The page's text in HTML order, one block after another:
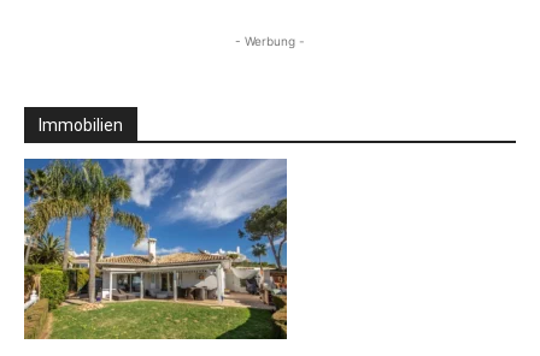
- Werbung -
Immobilien